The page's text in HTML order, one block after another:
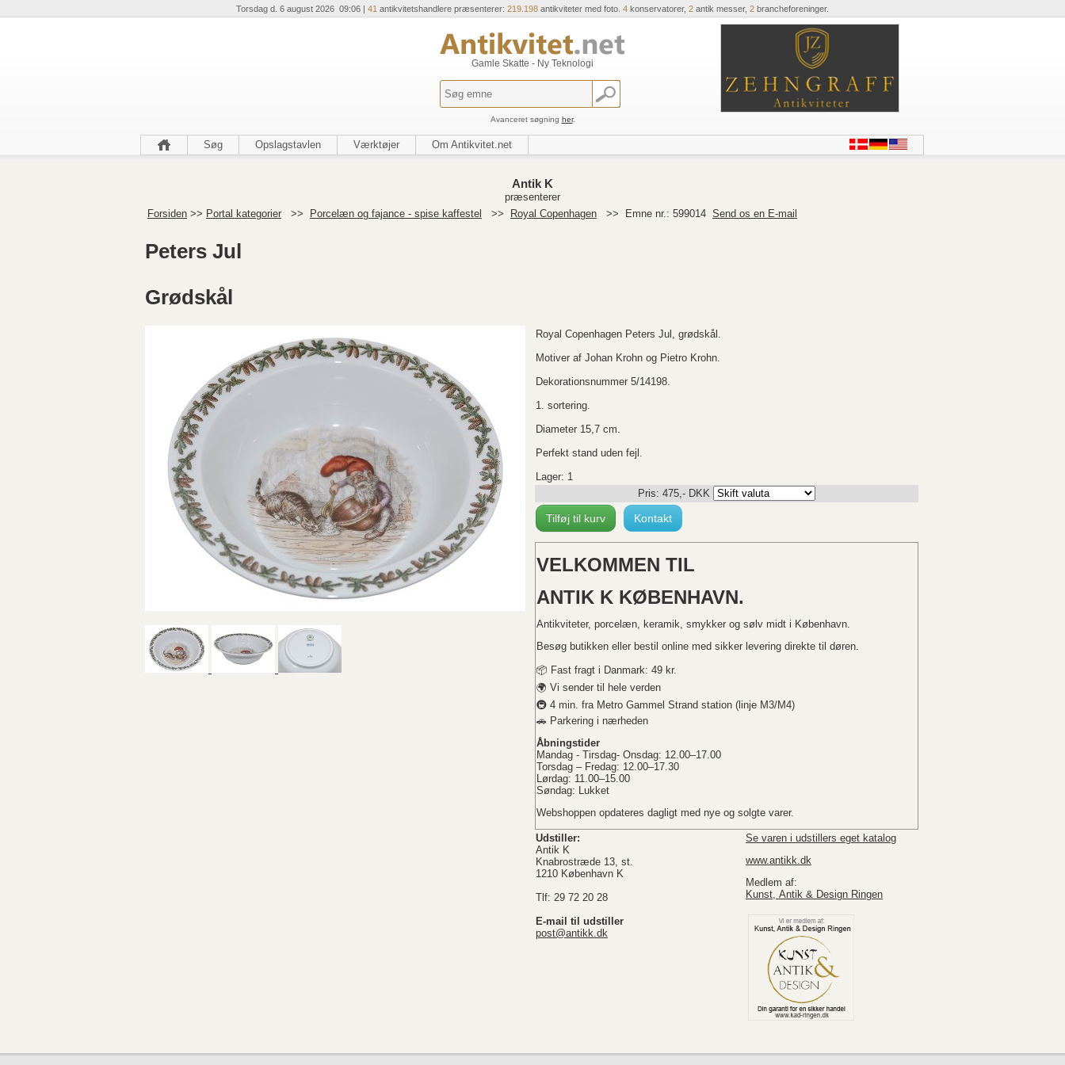
Torsdag d. 6 august 2026 09:06 | 41 antikvitetshandlere præsenterer: 219.198 antikviteter med foto. 4 konservatorer, 2 antik messer, 2 brancheforeninger.
Gamle Skatte - Ny Teknologi
Avanceret søgning her.
Søg Opslagstavlen Værktøjer Om Antikvitet.net
Antik K
præsenterer
Forsiden >> Portal kategorier >> Porcelæn og fajance - spise kaffestel >> Royal Copenhagen >> Emne nr.: 599014 Send os en E-mail
Peters Jul
Grødskål
Royal Copenhagen Peters Jul, grødskål.
Motiver af Johan Krohn og Pietro Krohn.
Dekorationsnummer 5/14198.
1. sortering.
Diameter 15,7 cm.
Perfekt stand uden fejl.
Lager: 1
Pris: 475,- DKK
Tilføj til kurv Kontakt
VELKOMMEN TIL
ANTIK K KØBENHAVN.
Antikviteter, porcelæn, keramik, smykker og sølv midt i København.
Besøg butikken eller bestil online med sikker levering direkte til døren.
📦 Fast fragt i Danmark: 49 kr.
🌍 Vi sender til hele verden
🚇 4 min. fra Metro Gammel Strand station (linje M3/M4)
🚗 Parkering i nærheden
Åbningstider
Mandag - Tirsdag- Onsdag: 12.00–17.00
Torsdag – Fredag: 12.00–17.30
Lørdag: 11.00–15.00
Søndag: Lukket
Webshoppen opdateres dagligt med nye og solgte varer.
Udstiller:
Antik K
Knabrostræde 13, st.
1210 København K
Tlf: 29 72 20 28
E-mail til udstiller
post@antikk.dk
Se varen i udstillers eget katalog
www.antikk.dk
Medlem af:
Kunst, Antik & Design Ringen